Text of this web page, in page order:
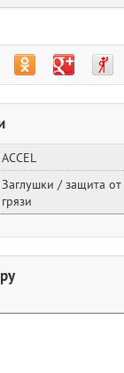
ACCEL
Заглушки / защита от
грязи